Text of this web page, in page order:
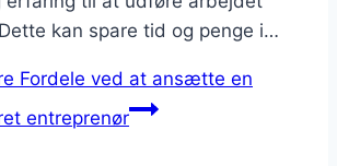
kan spare tid og penge i…
Fordele ved at ansætte en
entreprenør